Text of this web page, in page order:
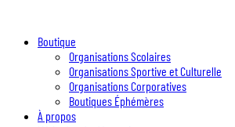
Boutique
Organisations Scolaires
Organisations Sportive et Culturelle
Organisations Corporatives
Boutiques Éphémères
À propos